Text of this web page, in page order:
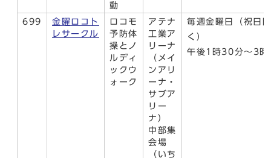
動
699
金曜ロコト
レサークル
ロコモ
予防体
操とノ
ルディ
ックウ
ォーク
アテナ
工業ア
リーナ
（メイ
ンアリ
ーナ・
サブア
リー
ナ）
中部集
会場
（いち
毎週金曜日（祝日
く）
午後1時30分～3